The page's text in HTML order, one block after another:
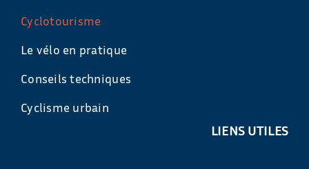
Cyclotourisme
Le vélo en pratique
Conseils techniques
Cyclisme urbain
LIENS UTILES